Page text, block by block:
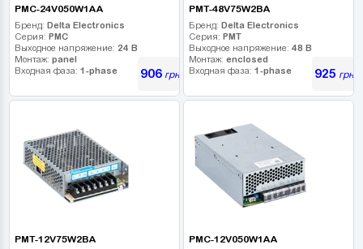
PMC-24V050W1AA
Бренд: Delta Electronics
Серия: PMC
Выходное напряжение: 24 В
Монтаж: panel
Входная фаза: 1-phase 906грн
PMT-48V75W2BA
Бренд: Delta Electronics
Серия: PMT
Выходное напряжение: 48 В
Монтаж: enclosed
Входная фаза: 1-phase 925 грн
PMT-12V75W2BA PMC-12V050W1AA